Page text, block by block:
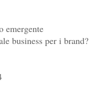
emergente
business per i brand?